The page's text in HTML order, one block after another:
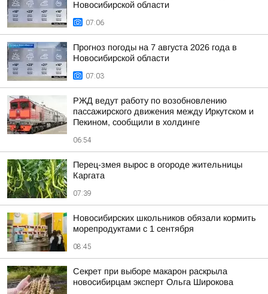
Новосибирской области
07:06
Прогноз погоды на 7 августа 2026 года в
Новосибирской области
07:03
РЖД ведут работу по возобновлению
пассажирского движения между Иркутском и
Пекином, сообщили в холдинге
06:54
Перец-змея вырос в огороде жительницы
Каргата
07:39
Новосибирских школьников обязали кормить
морепродуктами с 1 сентября
08:45
Секрет при выборе макарон раскрыла
новосибирцам эксперт Ольга Широкова